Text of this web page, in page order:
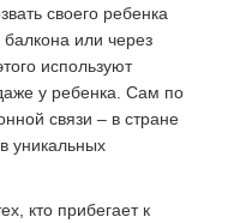
своего ребенка
или через
используют
у ребенка. Сам по
связи – в стране
уникальных
кто прибегает к